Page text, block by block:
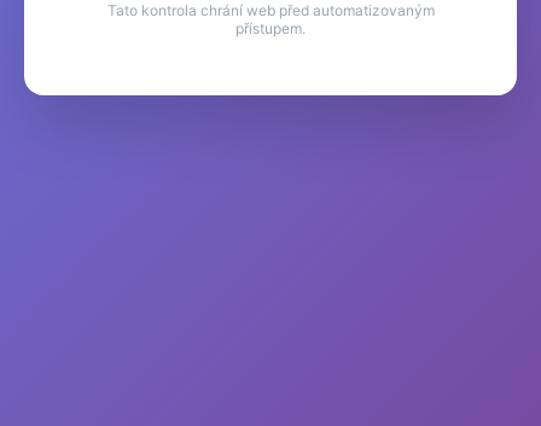
Tato kontrola chrání web před automatizovaným
přístupem.